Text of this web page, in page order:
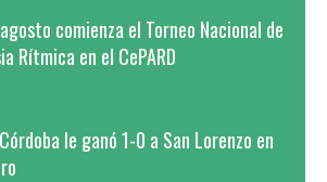
comienza el Torneo Nacional de
Rítmica en el CePARD
le ganó 1-0 a San Lorenzo en